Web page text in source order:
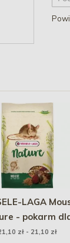
LAGA
- pokarm
myszek
zł - 21,10 zł